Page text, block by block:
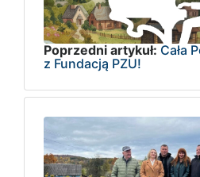
Poprzedni artykuł: Cała
z Fundacją PZU!